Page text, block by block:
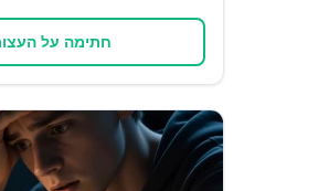
חתימה על